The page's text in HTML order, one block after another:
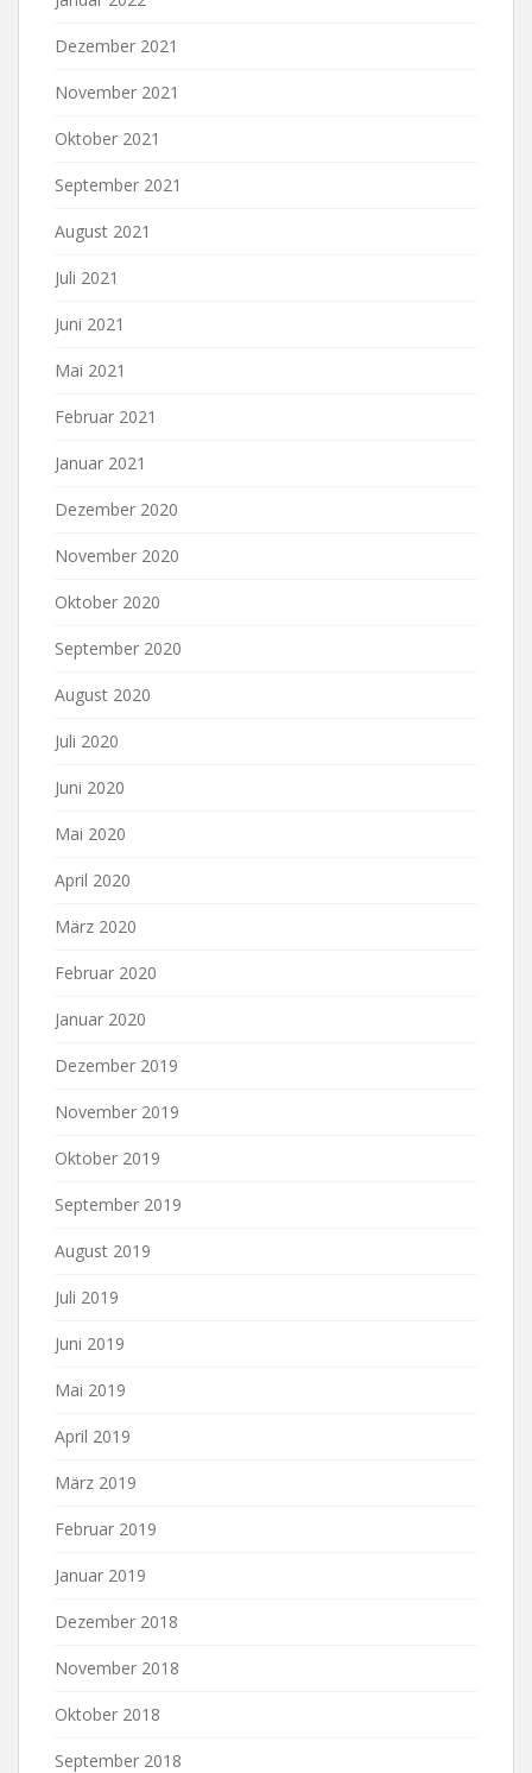
Dezember 2021
November 2021
Oktober 2021
September 2021
August 2021
Juli 2021
Juni 2021
Mai 2021
Februar 2021
Januar 2021
Dezember 2020
November 2020
Oktober 2020
September 2020
August 2020
Juli 2020
Juni 2020
Mai 2020
April 2020
März 2020
Februar 2020
Januar 2020
Dezember 2019
November 2019
Oktober 2019
September 2019
August 2019
Juli 2019
Juni 2019
Mai 2019
April 2019
März 2019
Februar 2019
Januar 2019
Dezember 2018
November 2018
Oktober 2018
September 2018